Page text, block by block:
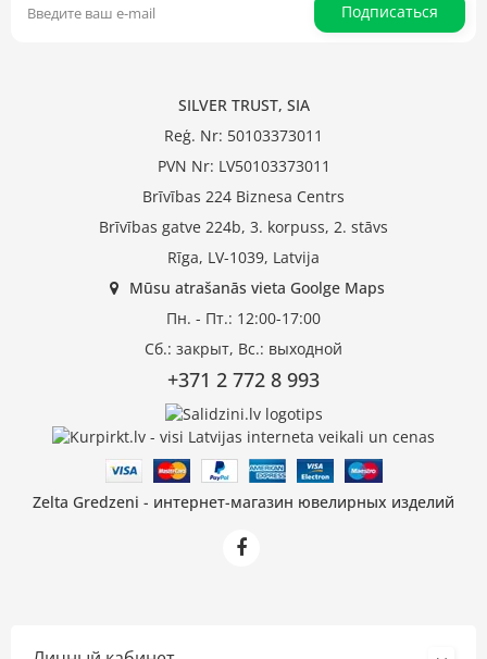
Подписаться
SILVER TRUST, SIA
Reģ. Nr: 50103373011
PVN Nr: LV50103373011
Brīvības 224 Biznesa Centrs
Brīvības gatve 224b, 3. korpuss, 2. stāvs
Rīga, LV-1039, Latvija
Mūsu atrašanās vieta Goolge Maps
Пн. - Пт.: 12:00-17:00
Сб.: закрыт, Вс.: выходной
+371 2 772 8 993
Zelta Gredzeni - интернет-магазин ювелирных изделий